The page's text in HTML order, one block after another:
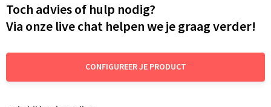
Toch advies of hulp nodig?
Via onze live chat helpen we je graag verder!
CONFIGUREER JE PRODUCT